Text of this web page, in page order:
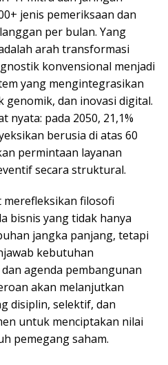
jenis pemeriksaan dan
per bulan. Yang
arah transformasi
konvensional menjadi
yang mengintegrasikan
genomik, dan inovasi digital.
nyata: pada 2050, 21,1%
berusia di atas 60
permintaan layanan
secara struktural.
filosofi
bisnis yang tidak hanya
jangka panjang, tetapi
kebutuhan
agenda pembangunan
akan melanjutkan
disiplin, selektif, dan
untuk menciptakan nilai
pemegang saham.